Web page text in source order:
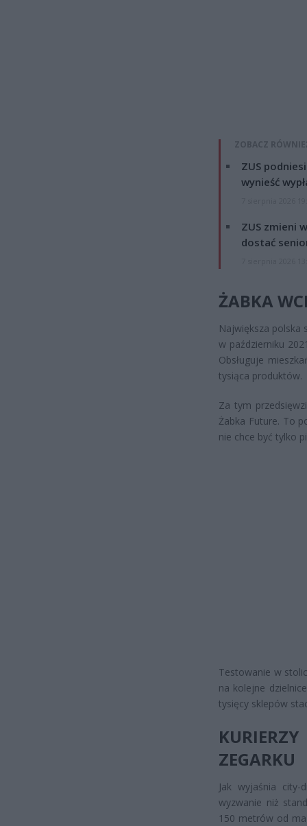
ZOBACZ
ZUS
wynieść
ZUS zmieni
dostać
ŻABKA
Największa polska
w październiku
Obsługuje
tysiąca produktów.
Za tym
Żabka Future. To
nie chce być tylko
Testowanie w
na kolejne
tysięcy sklepów
ZEGARKU
Jak wyjaśnia
wyzwanie niż
150 metrów od